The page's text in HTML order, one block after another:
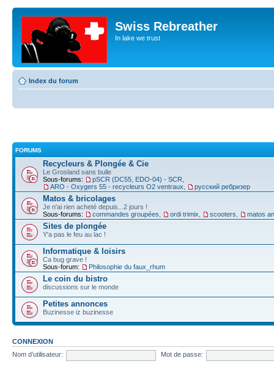
Swiss Rebreather
In lake we trust
Index du forum
FORUMS
Recycleurs & Plongée & Cie
Le Grosland sans bulle
Sous-forums:
pSCR (DC55, EDO-04) - SCR
ARO - Oxygers 55 - recycleurs O2 ventraux
русский ребризер
Matos & bricolages
Je n'ai rien acheté depuis...2 jours !
Sous-forums:
commandes groupées ordi trimix scooters matos
Sites de plongée
Y'a pas le feu au lac !
Informatique & loisirs
Ca bug grave !
Sous-forum:
Philosophie du faux_rhum
Le coin du bistro
discussions sur le monde
Petites annonces
Buzinesse iz buzinesse
CONNEXION
Nom d’utilisateur:
Mot de passe: